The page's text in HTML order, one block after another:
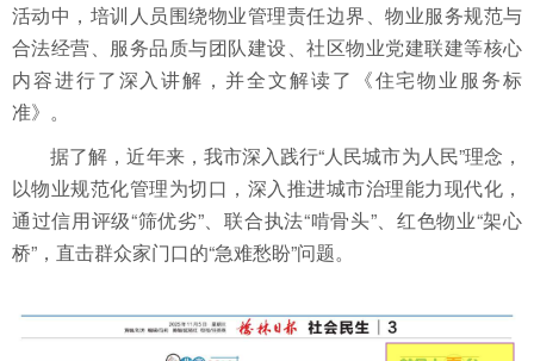
活动中，培训人员围绕物业管理责任边界、物业服务规范与
合法经营、服务品质与团队建设、社区物业党建联建等核心
内容进行了深入讲解，并全文解读了《住宅物业服务标
准》。
据了解，近年来，我市深入践行“人民城市为人民”理念，
以物业规范化管理为切口，深入推进城市治理能力现代化，
通过信用评级“筛优劣”、联合执法“啃骨头”、红色物业“架心
桥”，直击群众家门口的“急难愁盼”问题。